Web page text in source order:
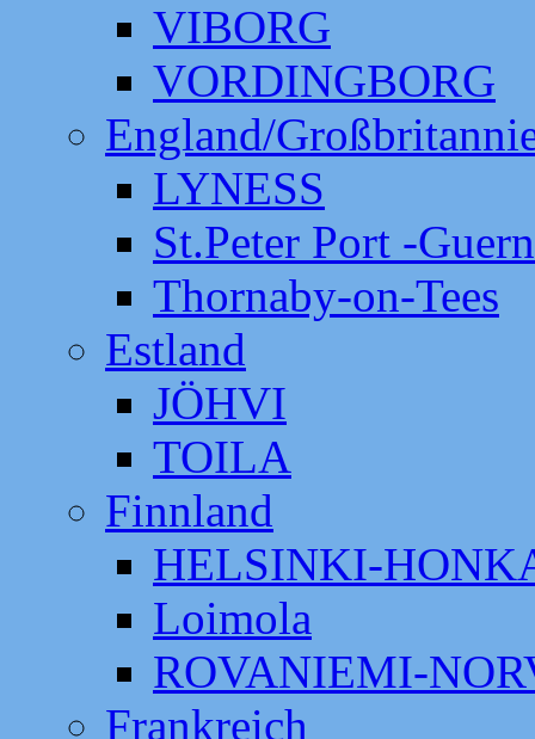
VIBORG
VORDINGBORG
England/
LYNESS
St.Peter Port -
Thornaby-on-Tees
Estland
JÖHVI
TOILA
Finnland
HELSINKI-
Loimola
ROVANIEMI-
Frankreich